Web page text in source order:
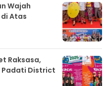
Wajah
Atas
Raksasa,
Padati District